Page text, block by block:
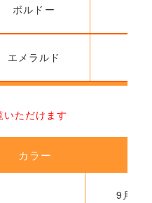
ボルドー
エメラルド
ただけます
カラー
9月22